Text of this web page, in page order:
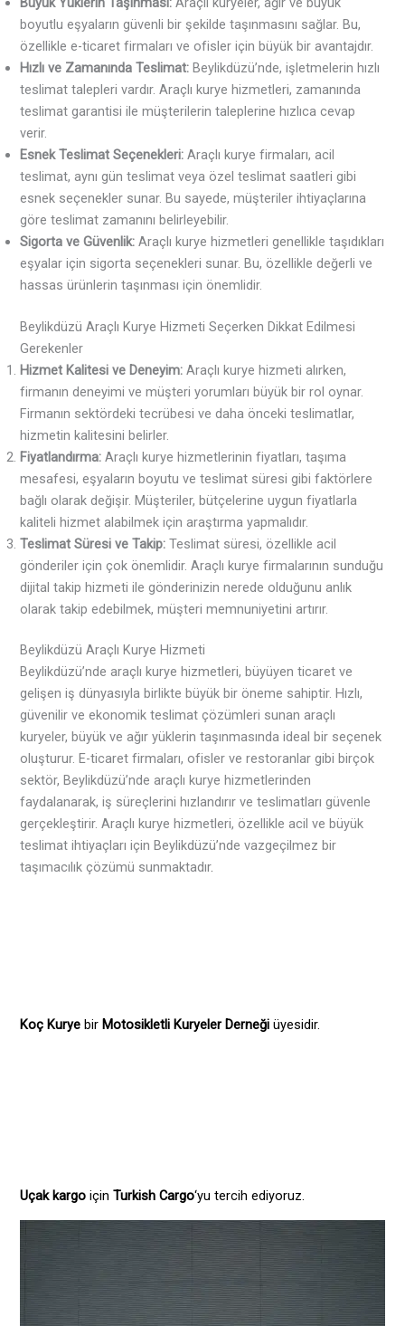
boyutlu eşyaların güvenli bir şekilde taşınmasını sağlar. Bu,
özellikle e-ticaret firmaları ve ofisler için büyük bir avantajdır.
Hızlı ve Zamanında Teslimat: Beylikdüzü’nde, işletmelerin hızlı
teslimat talepleri vardır. Araçlı kurye hizmetleri, zamanında
teslimat garantisi ile müşterilerin taleplerine hızlıca cevap
verir.
Esnek Teslimat Seçenekleri: Araçlı kurye firmaları, acil
teslimat, aynı gün teslimat veya özel teslimat saatleri gibi
esnek seçenekler sunar. Bu sayede, müşteriler ihtiyaçlarına
göre teslimat zamanını belirleyebilir.
Sigorta ve Güvenlik: Araçlı kurye hizmetleri genellikle taşıdıkları
eşyalar için sigorta seçenekleri sunar. Bu, özellikle değerli ve
hassas ürünlerin taşınması için önemlidir.
Beylikdüzü Araçlı Kurye Hizmeti Seçerken Dikkat Edilmesi
Gerekenler
Hizmet Kalitesi ve Deneyim: Araçlı kurye hizmeti alırken,
firmanın deneyimi ve müşteri yorumları büyük bir rol oynar.
Firmanın sektördeki tecrübesi ve daha önceki teslimatlar,
hizmetin kalitesini belirler.
Fiyatlandırma: Araçlı kurye hizmetlerinin fiyatları, taşıma
mesafesi, eşyaların boyutu ve teslimat süresi gibi faktörlere
bağlı olarak değişir. Müşteriler, bütçelerine uygun fiyatlarla
kaliteli hizmet alabilmek için araştırma yapmalıdır.
Teslimat Süresi ve Takip: Teslimat süresi, özellikle acil
gönderiler için çok önemlidir. Araçlı kurye firmalarının sunduğu
dijital takip hizmeti ile gönderinizin nerede olduğunu anlık
olarak takip edebilmek, müşteri memnuniyetini artırır.
Beylikdüzü Araçlı Kurye Hizmeti
Beylikdüzü’nde araçlı kurye hizmetleri, büyüyen ticaret ve
gelişen iş dünyasıyla birlikte büyük bir öneme sahiptir. Hızlı,
güvenilir ve ekonomik teslimat çözümleri sunan araçlı
kuryeler, büyük ve ağır yüklerin taşınmasında ideal bir seçenek
oluşturur. E-ticaret firmaları, ofisler ve restoranlar gibi birçok
sektör, Beylikdüzü’nde araçlı kurye hizmetlerinden
faydalanarak, iş süreçlerini hızlandırır ve teslimatları güvenle
gerçekleştirir. Araçlı kurye hizmetleri, özellikle acil ve büyük
teslimat ihtiyaçları için Beylikdüzü’nde vazgeçilmez bir
taşımacılık çözümü sunmaktadır.
Koç Kurye bir Motosikletli Kuryeler Derneği üyesidir.
Uçak kargo içinTurkish Cargo‘yu tercih ediyoruz.